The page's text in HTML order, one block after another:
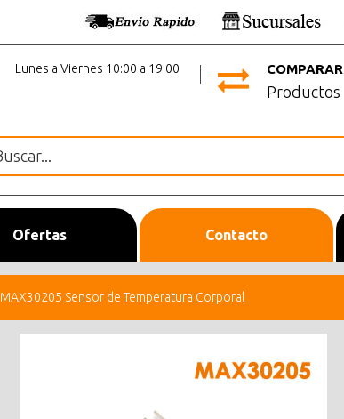
COMPARAR
Productos
Lunes a Viernes 10:00 a 19:00
Ofertas Contacto
MAX30205 Sensor de Temperatura Corporal